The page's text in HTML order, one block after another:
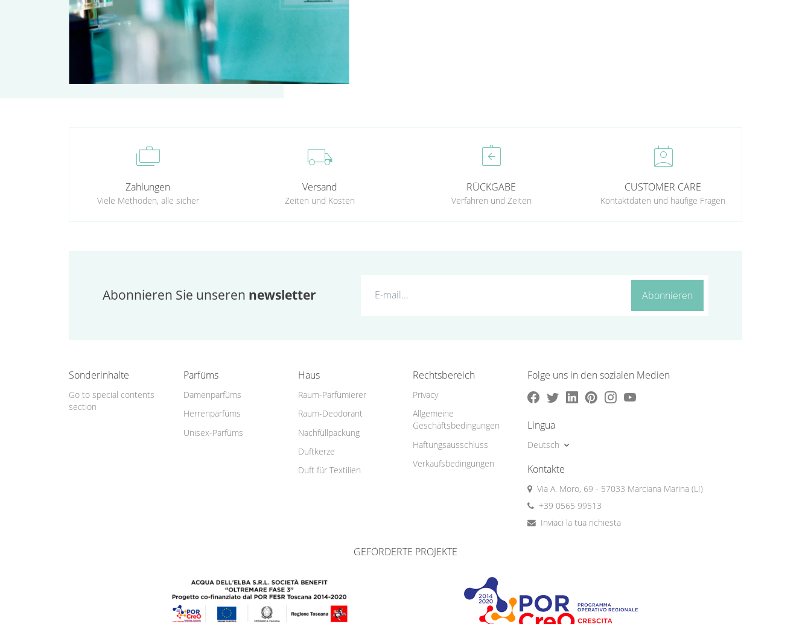
cases
Zahlungen
Viele Methoden, alle sicher
local_shipping
Versand
Zeiten und Kosten
assignment_return
RÜCKGABE
Verfahren und Zeiten
perm_contact_calendar
CUSTOMER CARE
Kontaktdaten und häufige Fragen
Abonnieren Sie unseren newsletter Abonnieren
Sonderinhalte
Go to special contents
section
Parfüms
Damenparfüms
Herrenparfüms
Unisex-Parfüms
Haus
Raum-Parfümierer
Raum-Deodorant
Nachfüllpackung
Duftkerze
Duft für Textilien
Rechtsbereich
Privacy
Allgemeine
Geschäftsbedingungen
Haftungsausschluss
Verkaufsbedingungen
Folge uns in den sozialen Medien
Lingua
Deutsch
Kontakte
Via A. Moro, 69 - 57033 Marciana Marina (LI)
+39 0565 99513
Inviaci la tua richiesta
GEFÖRDERTE PROJEKTE